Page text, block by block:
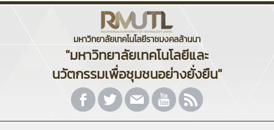
มหาวิทยาลัยเทคโนโลยีราชมงคลล้านนา
"มหาวิทยาลัยเทคโนโลยีและ
นวัตกรรมเพื่อชุมชนอย่างยั่งยืน"